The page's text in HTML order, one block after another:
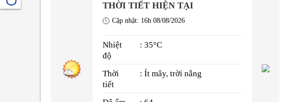
THỜI TIẾT HIỆN TẠI
Cập nhật: 16h 08/08/2026
Nhiệt
độ
: 35°C
Thời
tiết
: Ít mây, trời nắng